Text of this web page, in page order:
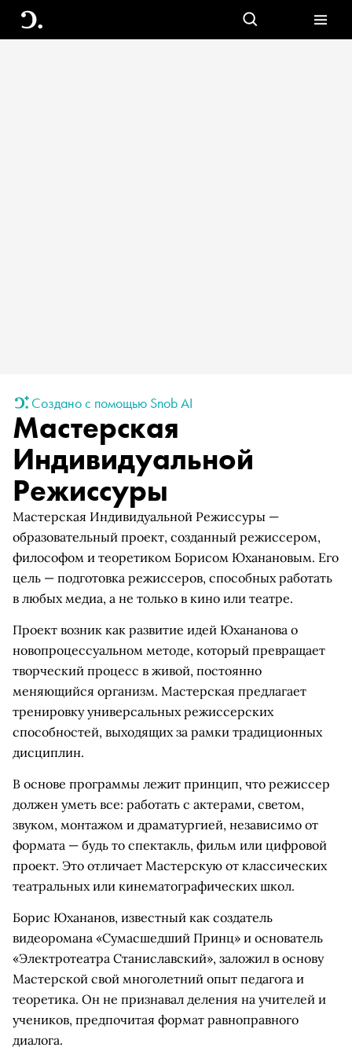
Создано с помощью Snob AI
Мастерская
Индивидуальной
Режиссуры
Мастерская Индивидуальной Режиссуры —
образовательный проект, созданный режиссером,
философом и теоретиком Борисом Юханановым. Его
цель — подготовка режиссеров, способных работать
в любых медиа, а не только в кино или театре.
Проект возник как развитие идей Юхананова о
новопроцессуальном методе, который превращает
творческий процесс в живой, постоянно
меняющийся организм. Мастерская предлагает
тренировку универсальных режиссерских
способностей, выходящих за рамки традиционных
дисциплин.
В основе программы лежит принцип, что режиссер
должен уметь все: работать с актерами, светом,
звуком, монтажом и драматургией, независимо от
формата — будь то спектакль, фильм или цифровой
проект. Это отличает Мастерскую от классических
театральных или кинематографических школ.
Борис Юхананов, известный как создатель
видеоромана «Сумасшедший Принц» и основатель
«Электротеатра Станиславский», заложил в основу
Мастерской свой многолетний опыт педагога и
теоретика. Он не признавал деления на учителей и
учеников, предпочитая формат равноправного
диалога.